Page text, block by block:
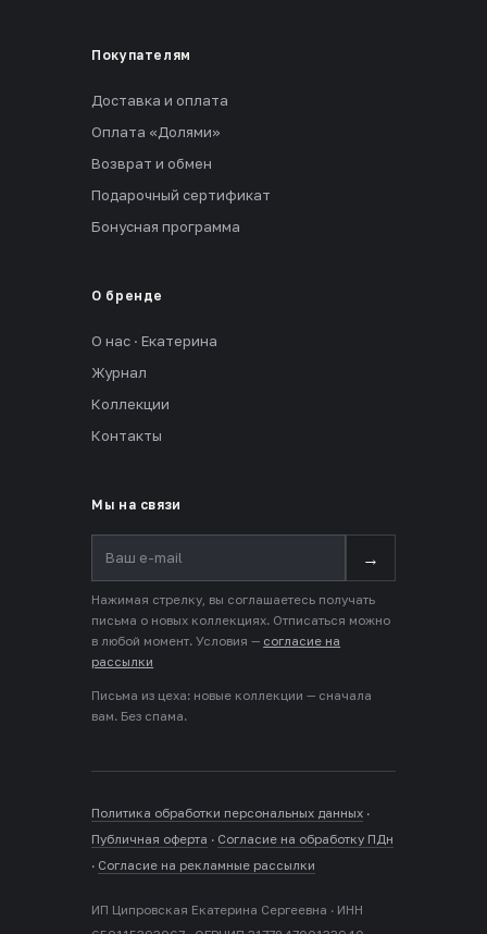
Покупателям
Доставка и оплата
Оплата «Долями»
Возврат и обмен
Подарочный сертификат
Бонусная программа
О бренде
О нас · Екатерина
Журнал
Коллекции
Контакты
Мы на связи
→
Нажимая стрелку, вы соглашаетесь получать
письма о новых коллекциях. Отписаться можно
в любой момент. Условия — согласие на
рассылки
Письма из цеха: новые коллекции — сначала
вам. Без спама.
Политика обработки персональных данных ·
Публичная оферта · Согласие на обработку ПДн
· Согласие на рекламные рассылки
ИП Ципровская Екатерина Сергеевна · ИНН